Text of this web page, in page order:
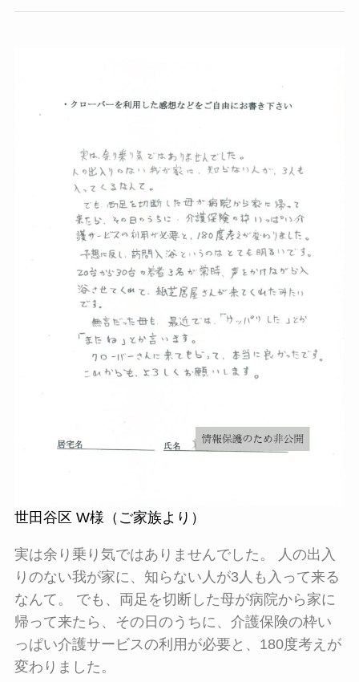
世田谷区 W様（ご家族より）
実は余り乗り気ではありませんでした。 人の出入
りのない我が家に、知らない人が3人も入って来る
なんて。 でも、両足を切断した母が病院から家に
帰って来たら、その日のうちに、介護保険の枠い
っぱい介護サービスの利用が必要と、180度考えが
変わりました。